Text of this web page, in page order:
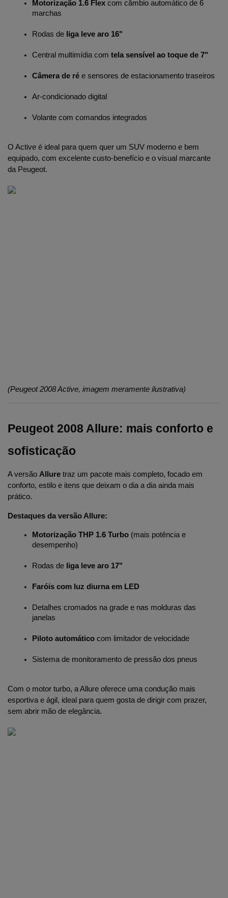
Motorização 1.6 Flex com câmbio automático de 6
marchas
Rodas de liga leve aro 16"
Central multimídia com tela sensível ao toque de 7"
Câmera de ré e sensores de estacionamento traseiros
Ar-condicionado digital
Volante com comandos integrados
O Active é ideal para quem quer um SUV moderno e bem
equipado, com excelente custo-benefício e o visual marcante
da Peugeot.
(Peugeot 2008 Active, imagem meramente ilustrativa)
Peugeot 2008 Allure: mais conforto e
sofisticação
A versão Allure traz um pacote mais completo, focado em
conforto, estilo e itens que deixam o dia a dia ainda mais
prático.
Destaques da versão Allure:
Motorização THP 1.6 Turbo (mais potência e
desempenho)
Rodas de liga leve aro 17"
Faróis com luz diurna em LED
Detalhes cromados na grade e nas molduras das
janelas
Piloto automático com limitador de velocidade
Sistema de monitoramento de pressão dos pneus
Com o motor turbo, a Allure oferece uma condução mais
esportiva e ágil, ideal para quem gosta de dirigir com prazer,
sem abrir mão de elegância.